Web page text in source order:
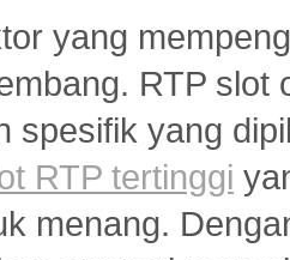
yang
RTP
spesifik yang
RTP tertinggi
menang.